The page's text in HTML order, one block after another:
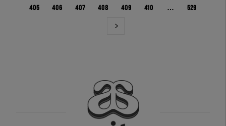
405 406 407 408 409 410 … 529